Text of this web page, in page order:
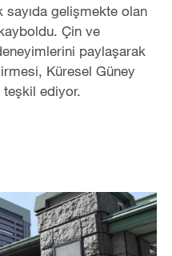
sayıda gelişmekte olan
Çin ve
paylaşarak
Küresel Güney
ediyor.